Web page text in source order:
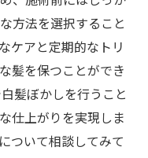
方法を選択すること
ケアと定期的なトリ
髪を保つことができ
髪ぼかしを行うこと
仕上がりを実現しま
ついて相談してみて